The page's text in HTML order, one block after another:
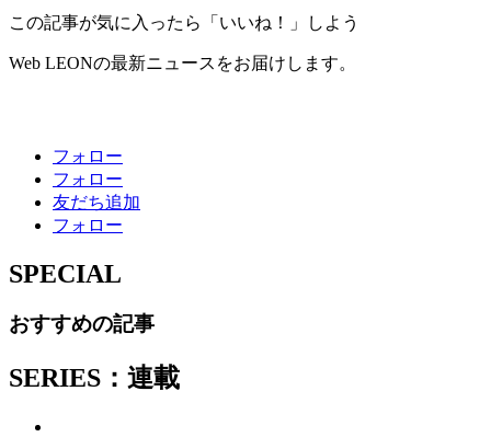
この記事が気に入ったら「いいね！」しよう
Web LEONの最新ニュースをお届けします。
フォロー
フォロー
友だち追加
フォロー
SPECIAL
おすすめの記事
SERIES：連載